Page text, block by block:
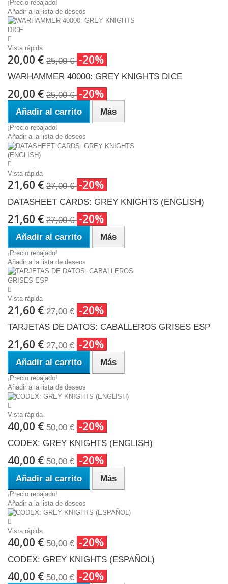
¡Precio rebajado!
Añadir a la lista de deseos
Vista rápida
20,00 € 25,00 € -20%
WARHAMMER 40000: GREY KNIGHTS DICE
20,00 € 25,00 € -20%
Añadir al carrito Más
¡Precio rebajado!
Añadir a la lista de deseos
Vista rápida
21,60 € 27,00 € -20%
DATASHEET CARDS: GREY KNIGHTS (ENGLISH)
21,60 € 27,00 € -20%
Añadir al carrito Más
¡Precio rebajado!
Añadir a la lista de deseos
Vista rápida
21,60 € 27,00 € -20%
TARJETAS DE DATOS: CABALLEROS GRISES ESP
21,60 € 27,00 € -20%
Añadir al carrito Más
¡Precio rebajado!
Añadir a la lista de deseos
Vista rápida
40,00 € 50,00 € -20%
CODEX: GREY KNIGHTS (ENGLISH)
40,00 € 50,00 € -20%
Añadir al carrito Más
¡Precio rebajado!
Añadir a la lista de deseos
Vista rápida
40,00 € 50,00 € -20%
CODEX: GREY KNIGHTS (ESPAÑOL)
40,00 € 50,00 € -20%